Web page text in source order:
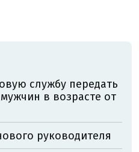
службу передать
в возрасте от
руководителя